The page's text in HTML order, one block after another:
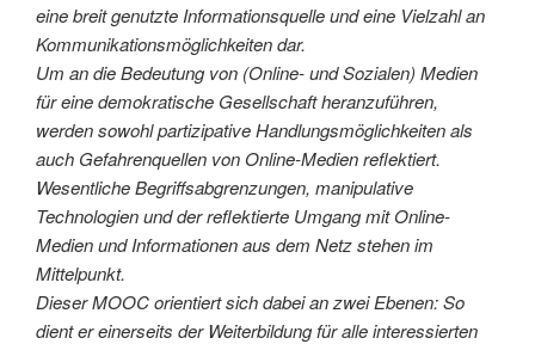
eine breit genutzte Informationsquelle und eine Vielzahl an
Kommunikationsmöglichkeiten dar.
Um an die Bedeutung von (Online- und Sozialen) Medien
für eine demokratische Gesellschaft heranzuführen,
werden sowohl partizipative Handlungsmöglichkeiten als
auch Gefahrenquellen von Online-Medien reflektiert.
Wesentliche Begriffsabgrenzungen, manipulative
Technologien und der reflektierte Umgang mit Online-
Medien und Informationen aus dem Netz stehen im
Mittelpunkt.
Dieser MOOC orientiert sich dabei an zwei Ebenen: So
dient er einerseits der Weiterbildung für alle interessierten